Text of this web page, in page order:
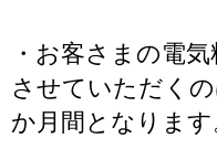
・お客さまの電
させていただく
か月間となります